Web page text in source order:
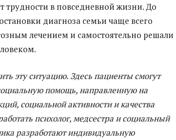
трудности в повседневной жизни. До
диагноза семьи чаще всего
лечением и самостоятельно решали
эту ситуацию. Здесь пациенты смогут
помощь, направленную на
социальной активности и качества
психолог, медсестра и социальный
разработают индивидуальную